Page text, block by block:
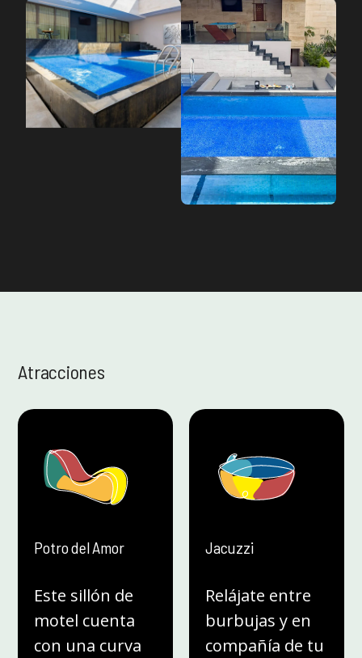
Atracciones
Potro del Amor
Este sillón de
motel cuenta
con una curva
Jacuzzi
Relájate entre
burbujas y en
compañía de tu